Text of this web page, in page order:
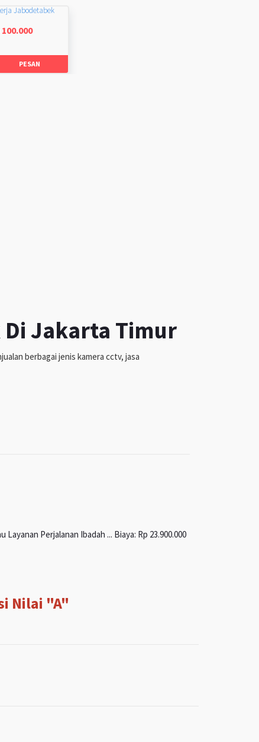
Jabodetabek
PESAN
Jakarta Timur
berbagai jenis kamera cctv, jasa
Perjalanan Ibadah ... Biaya: Rp 23.900.000
Nilai "A"